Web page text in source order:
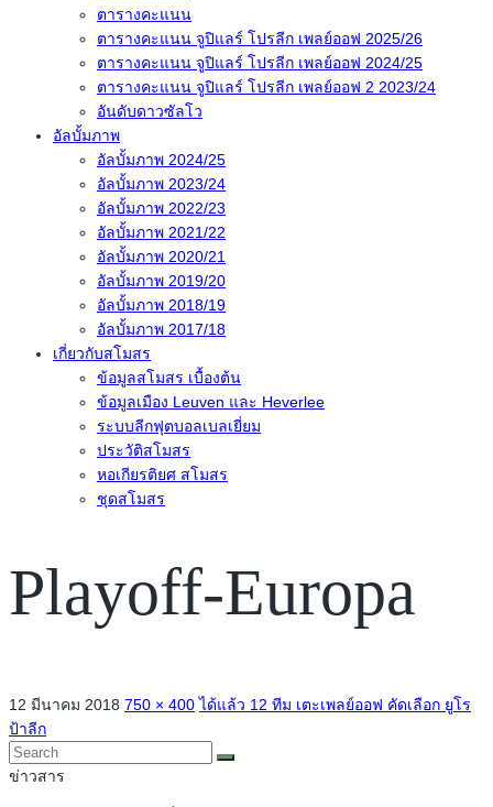
ตารางคะแนน
ตารางคะแนน จูปิแลร์ โปรลีก เพลย์ออฟ 2025/26
ตารางคะแนน จูปิแลร์ โปรลีก เพลย์ออฟ 2024/25
ตารางคะแนน จูปิแลร์ โปรลีก เพลย์ออฟ 2 2023/24
อันดับดาวซัลโว
อัลบั้มภาพ
อัลบั้มภาพ 2024/25
อัลบั้มภาพ 2023/24
อัลบั้มภาพ 2022/23
อัลบั้มภาพ 2021/22
อัลบั้มภาพ 2020/21
อัลบั้มภาพ 2019/20
อัลบั้มภาพ 2018/19
อัลบั้มภาพ 2017/18
เกี่ยวกับสโมสร
ข้อมูลสโมสร เบื้องต้น
ข้อมูลเมือง Leuven และ Heverlee
ระบบลีกฟุตบอลเบลเยี่ยม
ประวัติสโมสร
หอเกียรติยศ สโมสร
ชุดสโมสร
Playoff-Europa
12 มีนาคม 2018 750 × 400 ได้แล้ว 12 ทีม เตะเพลย์ออฟ คัดเลือก ยูโร
ป้าลีก
ข่าวสาร